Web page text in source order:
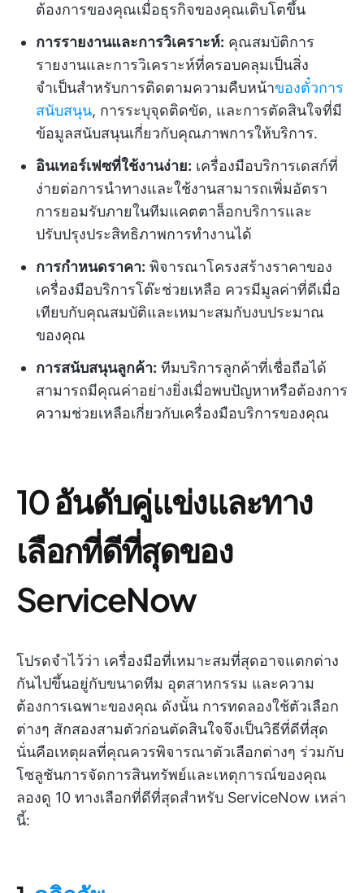
ต้องการของคุณเมื่อธุรกิจของคุณเติบโตขึ้น
การรายงานและการวิเคราะห์: คุณสมบัติการ
รายงานและการวิเคราะห์ที่ครอบคลุมเป็นสิ่ง
จำเป็นสำหรับการติดตามความคืบหน้าของตั๋วการ
สนับสนุน, การระบุจุดติดขัด, และการตัดสินใจที่มี
ข้อมูลสนับสนุนเกี่ยวกับคุณภาพการให้บริการ.
อินเทอร์เฟซที่ใช้งานง่าย: เครื่องมือบริการเดสก์ที่
ง่ายต่อการนำทางและใช้งานสามารถเพิ่มอัตรา
การยอมรับภายในทีมแคตตาล็อกบริการและ
ปรับปรุงประสิทธิภาพการทำงานได้
การกำหนดราคา: พิจารณาโครงสร้างราคาของ
เครื่องมือบริการโต๊ะช่วยเหลือ ควรมีมูลค่าที่ดีเมื่อ
เทียบกับคุณสมบัติและเหมาะสมกับงบประมาณ
ของคุณ
การสนับสนุนลูกค้า: ทีมบริการลูกค้าที่เชื่อถือได้
สามารถมีคุณค่าอย่างยิ่งเมื่อพบปัญหาหรือต้องการ
ความช่วยเหลือเกี่ยวกับเครื่องมือบริการของคุณ
10 อันดับคู่แข่งและทาง
เลือกที่ดีที่สุดของ
ServiceNow
โปรดจำไว้ว่า เครื่องมือที่เหมาะสมที่สุดอาจแตกต่าง
กันไปขึ้นอยู่กับขนาดทีม อุตสาหกรรม และความ
ต้องการเฉพาะของคุณ ดังนั้น การทดลองใช้ตัวเลือก
ต่างๆ สักสองสามตัวก่อนตัดสินใจจึงเป็นวิธีที่ดีที่สุด
นั่นคือเหตุผลที่คุณควรพิจารณาตัวเลือกต่างๆ ร่วมกับ
โซลูชันการจัดการสินทรัพย์และเหตุการณ์ของคุณ
ลองดู 10 ทางเลือกที่ดีที่สุดสำหรับ ServiceNow เหล่า
นี้: